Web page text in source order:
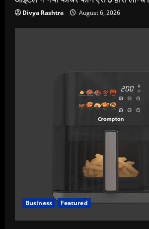
Divya Rashtra August 6, 2026
Business Featured